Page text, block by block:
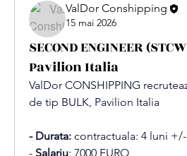
ValDor Conshipping
15 mai 2026
SECOND ENGINEER
Pavilion Italia
ValDor CONSHIPPING
de tip BULK, Pavilion Italia
- Durata: contractuala: 4 luni +/-
- Salariu: 7000 EURO